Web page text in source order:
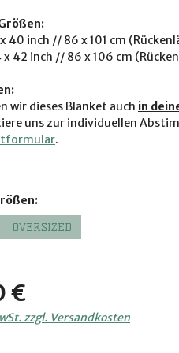
40 inch // 86 x 101 cm
x 42 inch // 86 x 106 cm
wir dieses Blanket auch in
uns zur individuellen
.
€
zzgl. Versandkosten
auswählen
OVERSIZED